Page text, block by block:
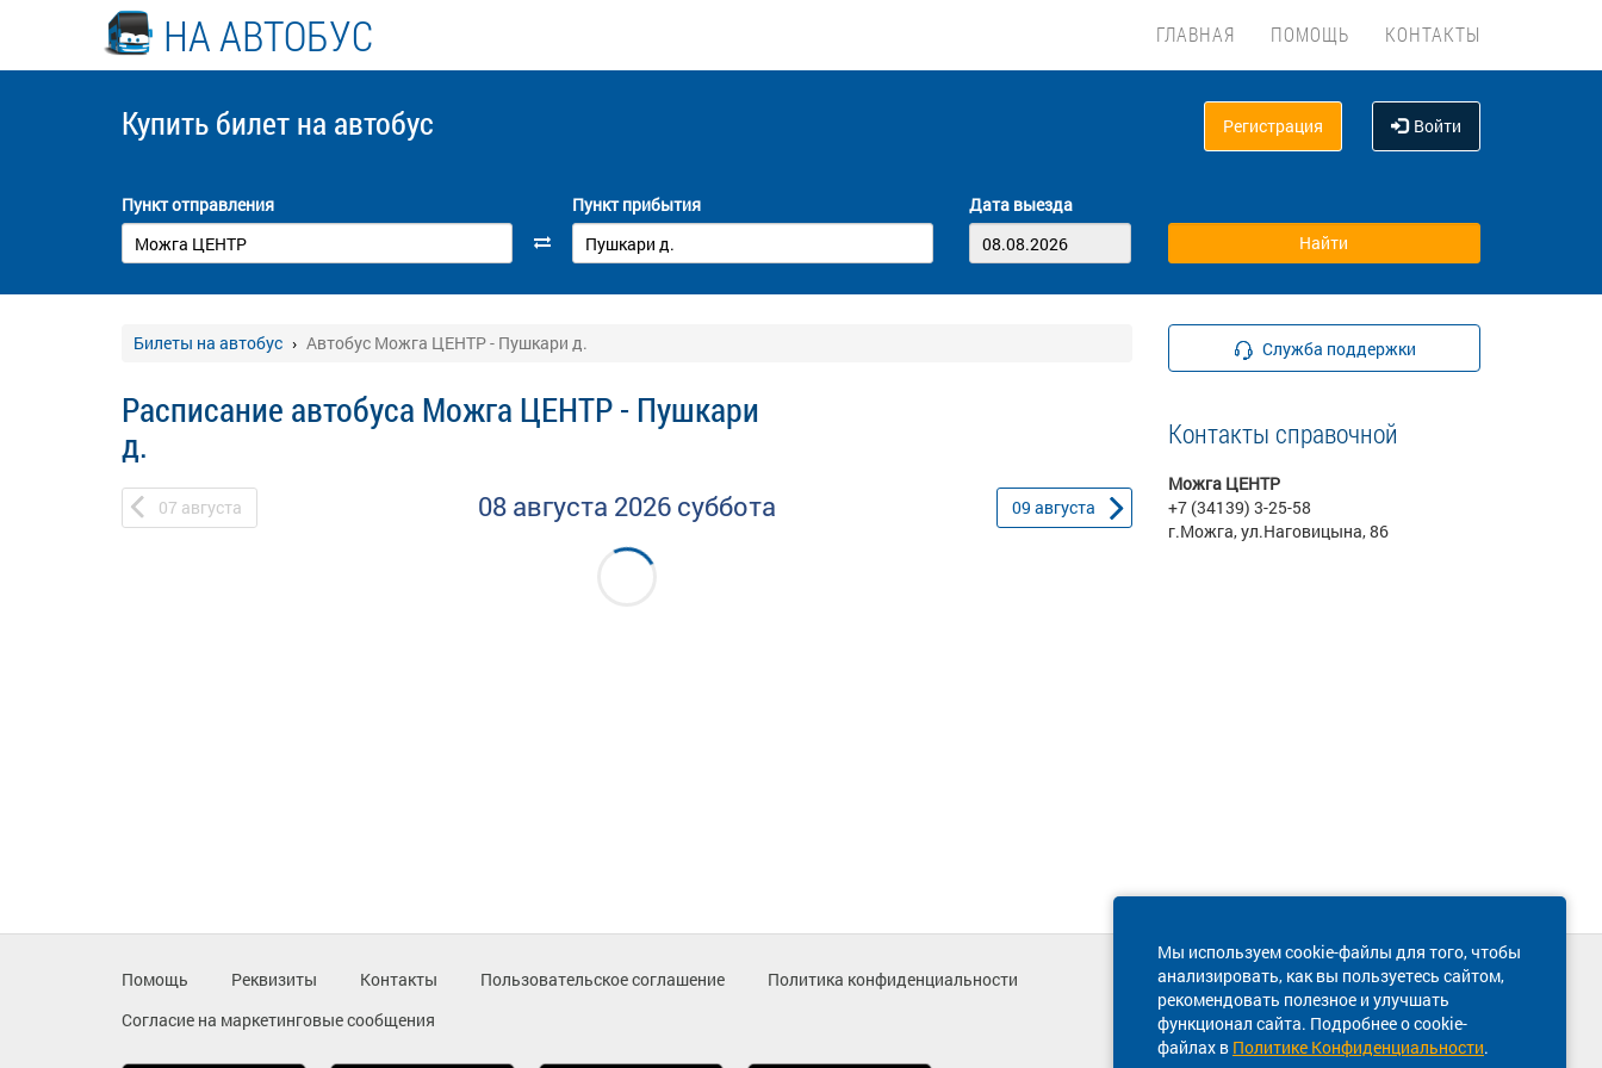
НА АВТОБУС ГЛАВНАЯ ПОМОЩЬ КОНТАКТЫ
Купить билет на автобус Регистрация Войти
Пункт отправления Пункт прибытия Дата выезда
Билеты на автобус Автобус Можга ЦЕНТР - Пушкари д.
Расписание автобуса Можга ЦЕНТР - Пушкари
д.
07 августа 08 августа 2026 суббота 09 августа
Служба поддержки
Контакты справочной
Можга ЦЕНТР
+7 (34139) 3-25-58
г.Можга, ул.Наговицына, 86
Мы используем cookie-файлы для того, чтобы
анализировать, как вы пользуетесь сайтом,
рекомендовать полезное и улучшать
функционал сайта. Подробнее о cookie-
файлах в Политике Конфиденциальности.
Помощь Реквизиты Контакты Пользовательское соглашение
Политика конфиденциальности
Согласие на маркетинговые сообщения
Техническая поддержка сайта
8 800 600-03-38